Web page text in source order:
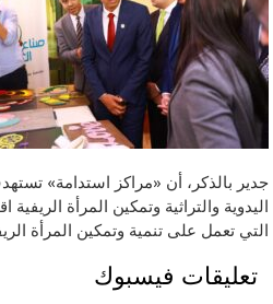
جدير بالذكر، أن «مراكز استدامة»
اليدوية والتراثية وتمكين المرأة
التي تعمل على تنمية وتمكين المرأة
تعليقات فيسبوك